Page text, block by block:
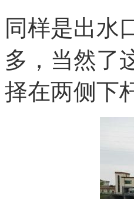
同样是出水
多，当然了
择在两侧下